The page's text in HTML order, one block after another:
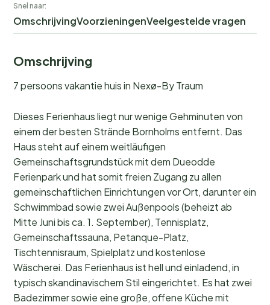
Snel naar:
OmschrijvingVoorzieningenVeelgestelde vragen
Omschrijving
7 persoons vakantie huis in Nexø-By Traum
Dieses Ferienhaus liegt nur wenige Gehminuten von
einem der besten Strände Bornholms entfernt. Das
Haus steht auf einem weitläufigen
Gemeinschaftsgrundstück mit dem Dueodde
Ferienpark und hat somit freien Zugang zu allen
gemeinschaftlichen Einrichtungen vor Ort, darunter ein
Schwimmbad sowie zwei Außenpools (beheizt ab
Mitte Juni bis ca. 1. September), Tennisplatz,
Gemeinschaftssauna, Petanque-Platz,
Tischtennisraum, Spielplatz und kostenlose
Wäscherei. Das Ferienhaus ist hell und einladend, in
typisch skandinavischem Stil eingerichtet. Es hat zwei
Badezimmer sowie eine große, offene Küche mit